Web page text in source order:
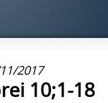
2017
10;1-18